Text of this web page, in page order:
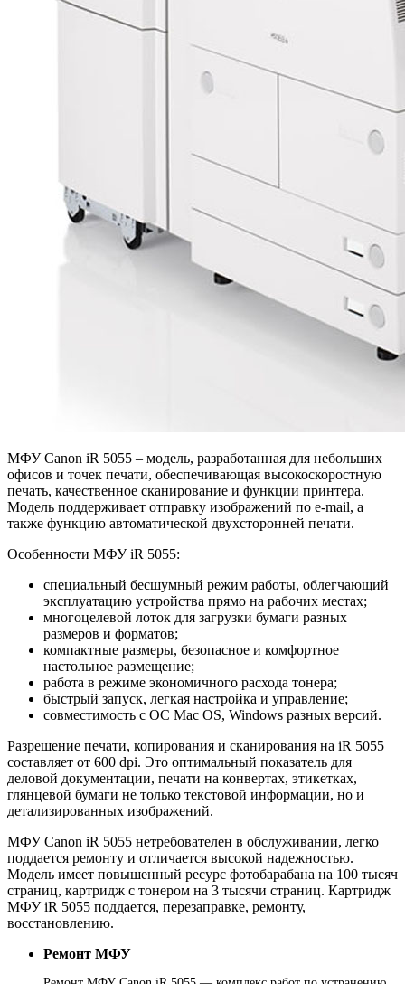
МФУ Canon iR 5055 – модель, разработанная для небольших
офисов и точек печати, обеспечивающая высокоскоростную
печать, качественное сканирование и функции принтера.
Модель поддерживает отправку изображений по e-mail, а
также функцию автоматической двухсторонней печати.
Особенности МФУ iR 5055:
специальный бесшумный режим работы, облегчающий
эксплуатацию устройства прямо на рабочих местах;
многоцелевой лоток для загрузки бумаги разных
размеров и форматов;
компактные размеры, безопасное и комфортное
настольное размещение;
работа в режиме экономичного расхода тонера;
быстрый запуск, легкая настройка и управление;
совместимость с ОС Mac OS, Windows разных версий.
Разрешение печати, копирования и сканирования на iR 5055
составляет от 600 dpi. Это оптимальный показатель для
деловой документации, печати на конвертах, этикетках,
глянцевой бумаги не только текстовой информации, но и
детализированных изображений.
МФУ Canon iR 5055 нетребователен в обслуживании, легко
поддается ремонту и отличается высокой надежностью.
Модель имеет повышенный ресурс фотобарабана на 100 тысяч
страниц, картридж с тонером на 3 тысячи страниц. Картридж
МФУ iR 5055 поддается, перезаправке, ремонту,
восстановлению.
Ремонт МФУ